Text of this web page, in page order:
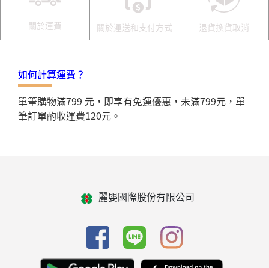
關於運費 關於運送和支付方式 退貨換貨取消
如何計算運費？
單筆購物滿799 元，即享有免運優惠，未滿799元，單
筆訂單酌收運費120元。
麗嬰國際股份有限公司